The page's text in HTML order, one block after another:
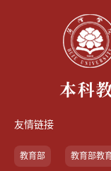
友情链接
教育部 教育部教